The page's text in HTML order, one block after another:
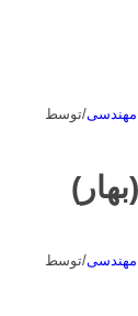
مهندسی/توسط
مهندسی/توسط